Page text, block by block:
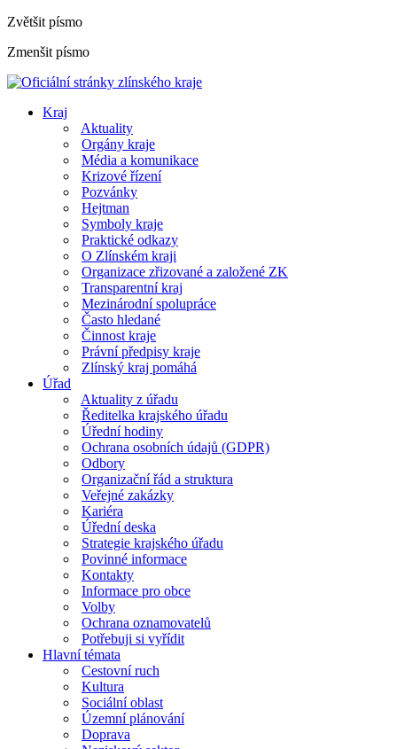
Zvětšit písmo
Zmenšit písmo
Kraj
Aktuality
Orgány kraje
Média a komunikace
Krizové řízení
Pozvánky
Hejtman
Symboly kraje
Praktické odkazy
O Zlínském kraji
Organizace zřizované a založené ZK
Transparentní kraj
Mezinárodní spolupráce
Často hledané
Činnost kraje
Právní předpisy kraje
Zlínský kraj pomáhá
Úřad
Aktuality z úřadu
Ředitelka krajského úřadu
Úřední hodiny
Ochrana osobních údajů (GDPR)
Odbory
Organizační řád a struktura
Veřejné zakázky
Kariéra
Úřední deska
Strategie krajského úřadu
Povinné informace
Kontakty
Informace pro obce
Volby
Ochrana oznamovatelů
Potřebuji si vyřídit
Hlavní témata
Cestovní ruch
Kultura
Sociální oblast
Územní plánování
Doprava